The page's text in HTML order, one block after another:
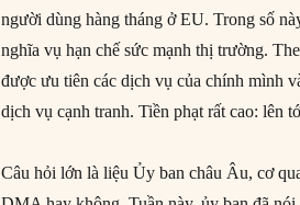
người dùng hàng tháng ở EU. Trong số
nghĩa vụ hạn chế sức mạnh thị trường.
được ưu tiên các dịch vụ của chính mình
dịch vụ cạnh tranh. Tiền phạt rất cao: lên
Câu hỏi lớn là liệu Ủy ban châu Âu, cơ